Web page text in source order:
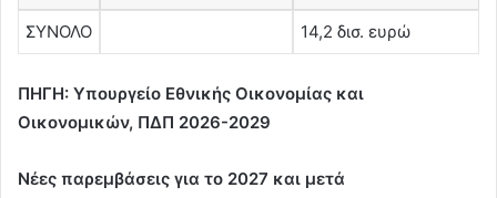
ΣΥΝΟΛΟ 14,2 δισ. ευρώ
ΠΗΓΗ: Υπουργείο Εθνικής Οικονομίας και
Οικονομικών, ΠΔΠ 2026-2029
Νέες παρεμβάσεις για το 2027 και μετά